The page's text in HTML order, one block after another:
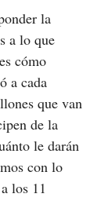
la
a lo que
cómo
a cada
que van
de la
le darán
con lo
los 11